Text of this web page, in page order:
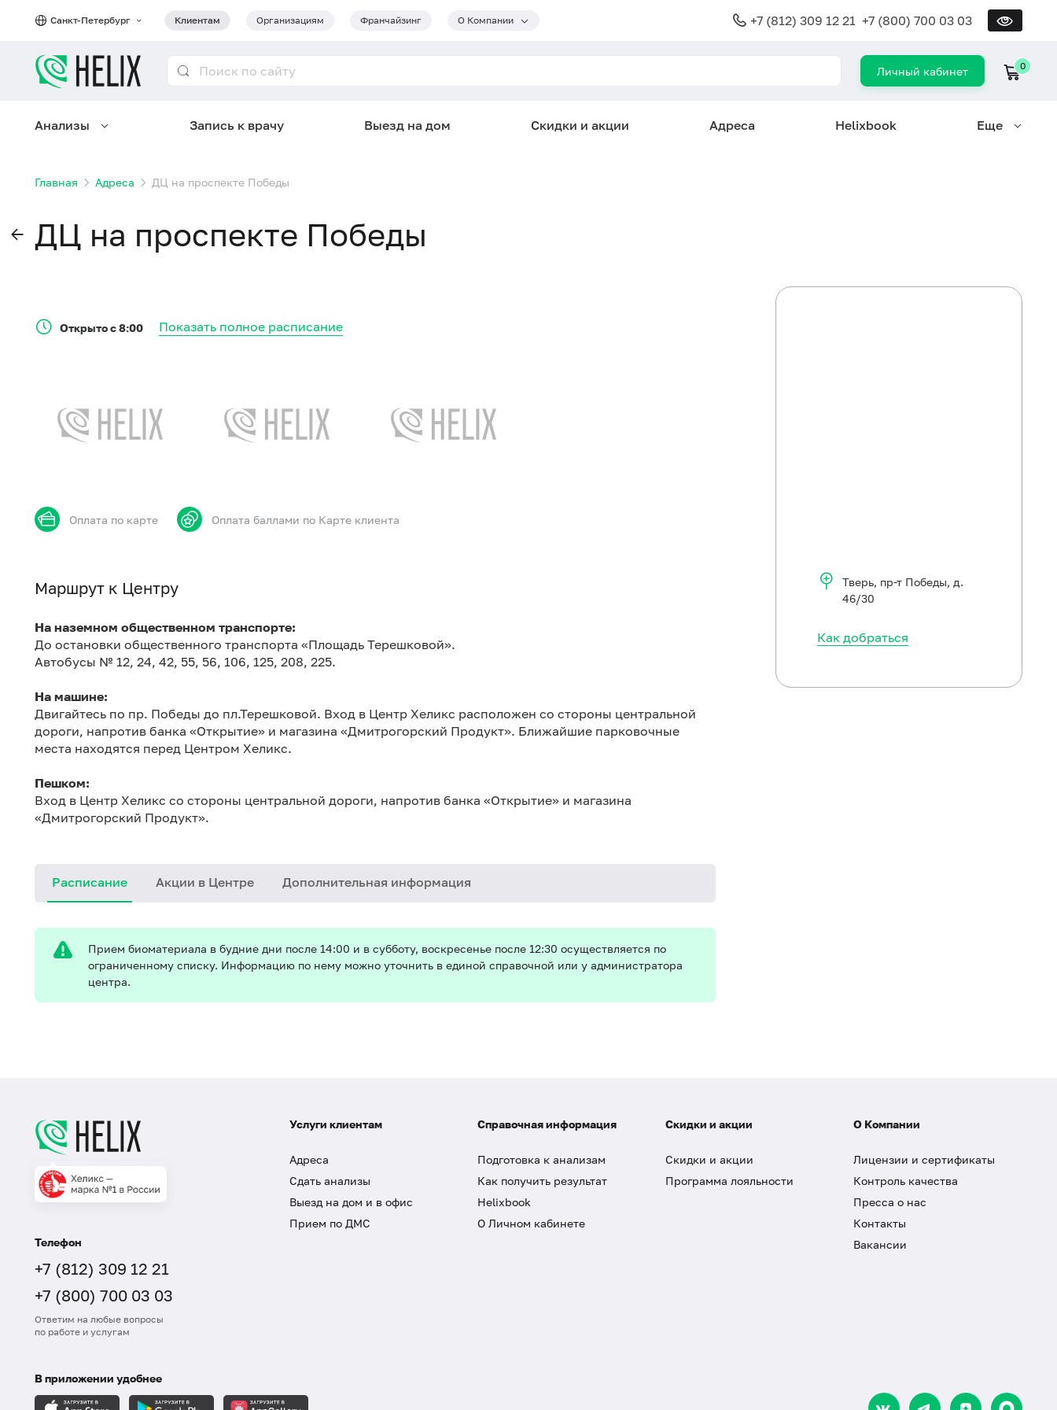
Санкт-Петербург Клиентам Организациям Франчайзинг О Компании +7 (812) 309 12 21 +7 (800) 700 03 03
Личный кабинет 0
Анализы Запись к врачу Выезд на дом Скидки и акции Адреса Helixbook Еще
Главная Адреса ДЦ на проспекте Победы
ДЦ на проспекте Победы
Открыто с 8:00 Показать полное расписание
Оплата по карте Оплата баллами по Карте клиента
Маршрут к Центру
На наземном общественном транспорте:
До остановки общественного транспорта «Площадь Терешковой».
Автобусы № 12, 24, 42, 55, 56, 106, 125, 208, 225.
На машине:
Двигайтесь по пр. Победы до пл.Терешковой. Вход в Центр Хеликс расположен со стороны центральной
дороги, напротив банка «Открытие» и магазина «Дмитрогорский Продукт». Ближайшие парковочные
места находятся перед Центром Хеликс.
Пешком:
Вход в Центр Хеликс со стороны центральной дороги, напротив банка «Открытие» и магазина
«Дмитрогорский Продукт».
Расписание Акции в Центре Дополнительная информация
Прием биоматериала в будние дни после 14:00 и в субботу, воскресенье после 12:30 осуществляется по
ограниченному списку. Информацию по нему можно уточнить в единой справочной или у администратора
центра.
Тверь, пр-т Победы, д.
46/30
Как добраться
Телефон
+7 (812) 309 12 21
+7 (800) 700 03 03
Ответим на любые вопросы
по работе и услугам
Услуги клиентам
Адреса
Сдать анализы
Выезд на дом и в офис
Прием по ДМС
Справочная информация
Подготовка к анализам
Как получить результат
Helixbook
О Личном кабинете
Скидки и акции
Скидки и акции
Программа лояльности
О Компании
Лицензии и сертификаты
Контроль качества
Пресса о нас
Контакты
Вакансии
В приложении удобнее